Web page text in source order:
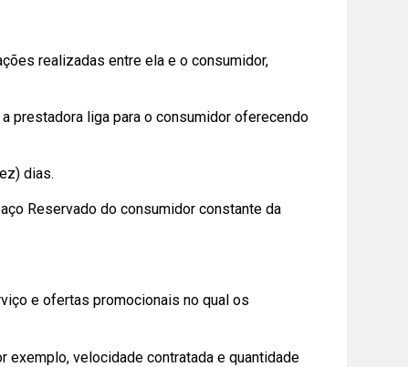
realizadas entre ela e o consumidor,
prestadora liga para o consumidor oferecendo
dias.
Reservado do consumidor constante da
e ofertas promocionais no qual os
velocidade contratada e quantidade